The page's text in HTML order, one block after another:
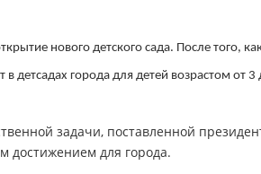
нового детского сада. После того,
детсадах города для детей возрастом от 3
задачи, поставленной
достижением для города.